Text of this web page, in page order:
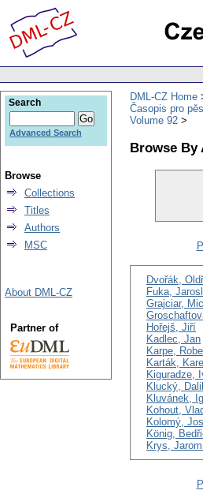
DML-CZ Home
Časopis pro
Volume 92
Browse By
Dvořák,
Fuka,
Grajciar,
Hořejš, Jiří
Kadlec, Jan
Karpe,
Karták, Karel
Kiguradze,
Klucký,
Kluvánek,
Kohout,
Kolomý,
König,
Krys,
Search
Advanced Search
Browse
Collections
Titles
Authors
MSC
About DML-CZ
Partner of